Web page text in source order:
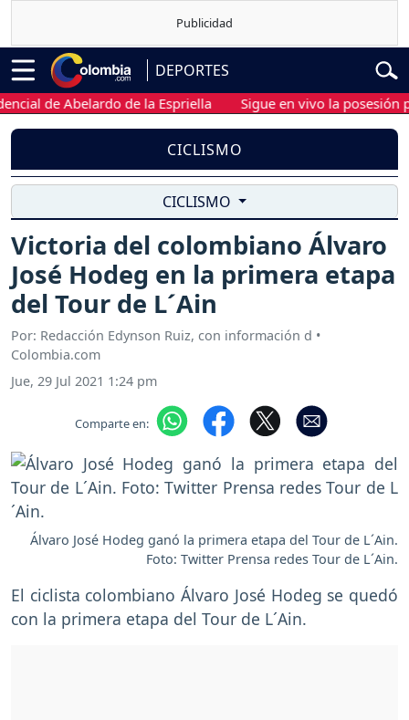
DEPORTES
de Abelardo de la Espriella Sigue en vivo la posesión
CICLISMO
CICLISMO
Victoria del colombiano Álvaro
José Hodeg en la primera etapa
del Tour de L´Ain
Por: Redacción Edynson Ruiz, con información d •
Colombia.com
Jue, 29 Jul 2021 1:24 pm
Comparte en:
Álvaro José Hodeg ganó la primera etapa del Tour de L´Ain.
Foto: Twitter Prensa redes Tour de L´Ain.
El ciclista colombiano Álvaro José Hodeg se quedó
con la primera etapa del Tour de L´Ain.